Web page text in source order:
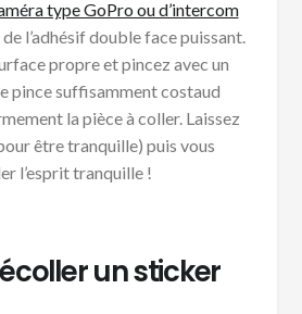
type GoPro ou d’intercom
l’adhésif double face puissant.
propre et pincez avec un
pince suffisamment costaud
la pièce à coller. Laissez
être tranquille) puis vous
l’esprit tranquille !
un sticker